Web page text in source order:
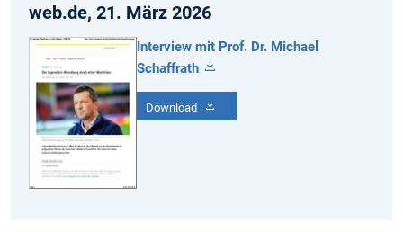
web.de, 21. März 2026
Interview mit Prof. Dr. Michael
Schaffrath
Download